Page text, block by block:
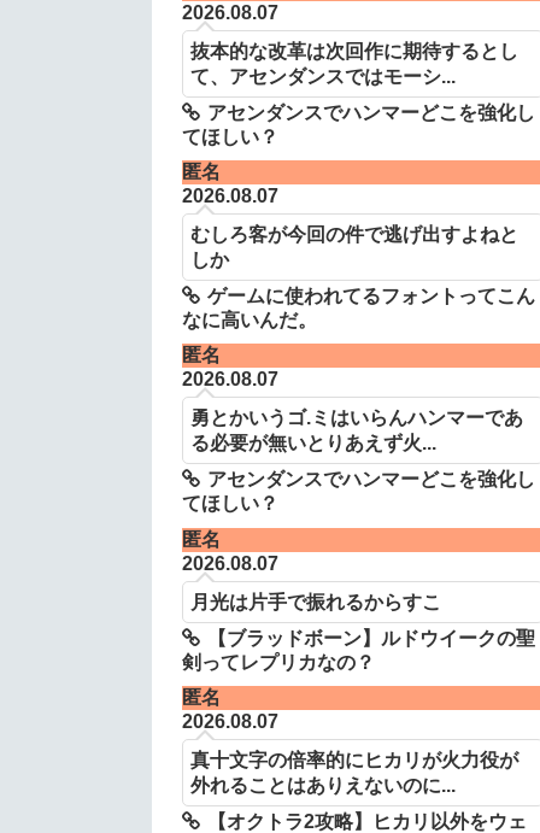
2026.08.07
抜本的な改革は次回作に期待するとし
て、アセンダンスではモーシ...
アセンダンスでハンマーどこを強化し
てほしい？
匿名
2026.08.07
むしろ客が今回の件で逃げ出すよねと
しか
ゲームに使われてるフォントってこん
なに高いんだ。
匿名
2026.08.07
勇とかいうゴ.ミはいらんハンマーであ
る必要が無いとりあえず火...
アセンダンスでハンマーどこを強化し
てほしい？
匿名
2026.08.07
月光は片手で振れるからすこ
【ブラッドボーン】ルドウイークの聖
剣ってレプリカなの？
匿名
2026.08.07
真十文字の倍率的にヒカリが火力役が
外れることはありえないのに...
【オクトラ2攻略】ヒカリ以外をウェ